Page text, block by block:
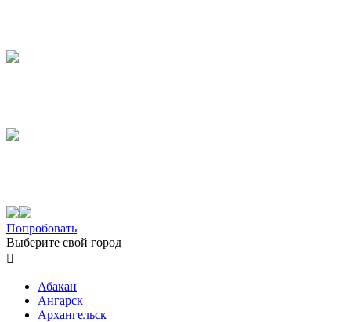
Попробовать
Выберите свой город

Абакан
Ангарск
Архангельск